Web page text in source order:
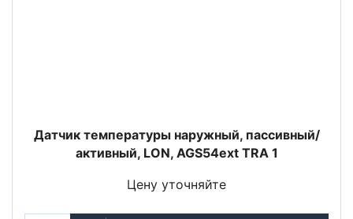
Датчик температуры наружный, пассивный/
активный, LON, AGS54ext TRA 1
Цену уточняйте